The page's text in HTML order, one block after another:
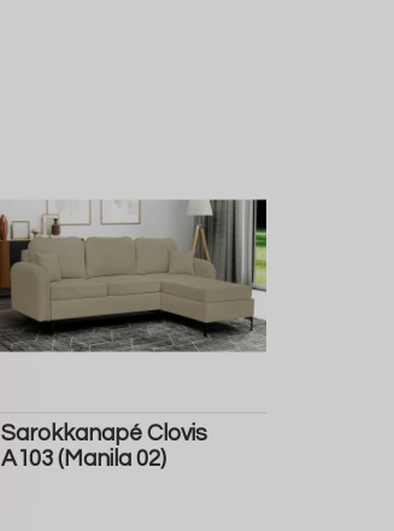
Sarokkanapé Clovis
A103 (Manila 02)